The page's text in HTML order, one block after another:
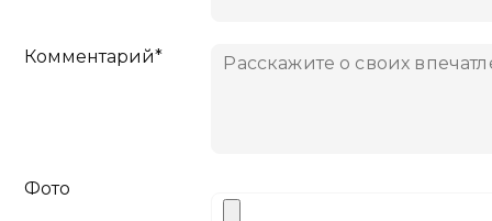
Комментарий*
Фото